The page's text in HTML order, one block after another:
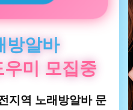
방알바
미 모집중
지역 노래방알바 문